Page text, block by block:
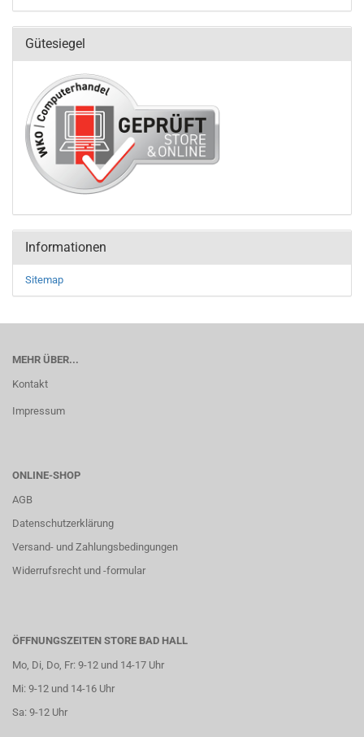
Gütesiegel
Informationen
Sitemap
MEHR ÜBER...
Kontakt
Impressum
ONLINE-SHOP
AGB
Datenschutzerklärung
Versand- und Zahlungsbedingungen
Widerrufsrecht und -formular
ÖFFNUNGSZEITEN STORE BAD HALL
Mo, Di, Do, Fr: 9-12 und 14-17 Uhr
Mi: 9-12 und 14-16 Uhr
Sa: 9-12 Uhr